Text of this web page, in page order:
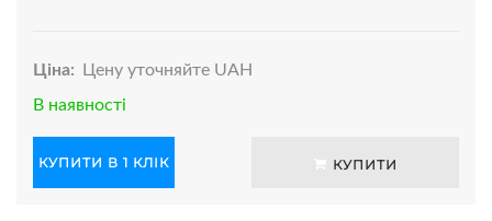
Ціна:
Цену уточняйте UAH
В наявності
КУПИТИ В 1 КЛІК КУПИТИ